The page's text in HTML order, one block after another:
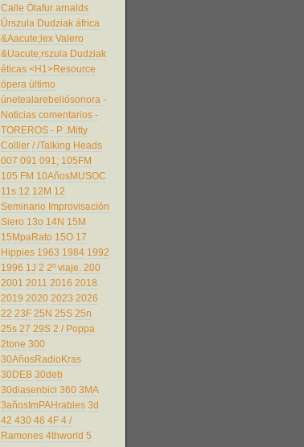
Calle Ölafur arnalds
Úrszula Dudziak áfrica
&Aacute;lex Valero
&Uacute;rszula Dudziak
éticas <H1>Resource
ópera último
únetealarebeliósonora -
Noticias comentarios -
TOREROS - P .Mitty
Collier / /Talking Heads
007 091 091; 105FM
105 FM 10AñosMUSOC
11s 12 12M 12
Seminario Improvisación
Siero 13o 14N 15M
15MpaRato 15O 17
Hippies 1963 1984 1992
1996 1J 2 2º viaje. 200
2001 2011 2016 2018
2019 2020 2023 2026
22 23F 25N 25S 25n
25s 27 29S 2 / Poppa
2tone 300
30AñosRadioKras
30DEB 30deb
30diasenbici 360 3MA
3añosImPAHrables 3d
42 430 46 4F 4 /
Ramones 4thworld 5